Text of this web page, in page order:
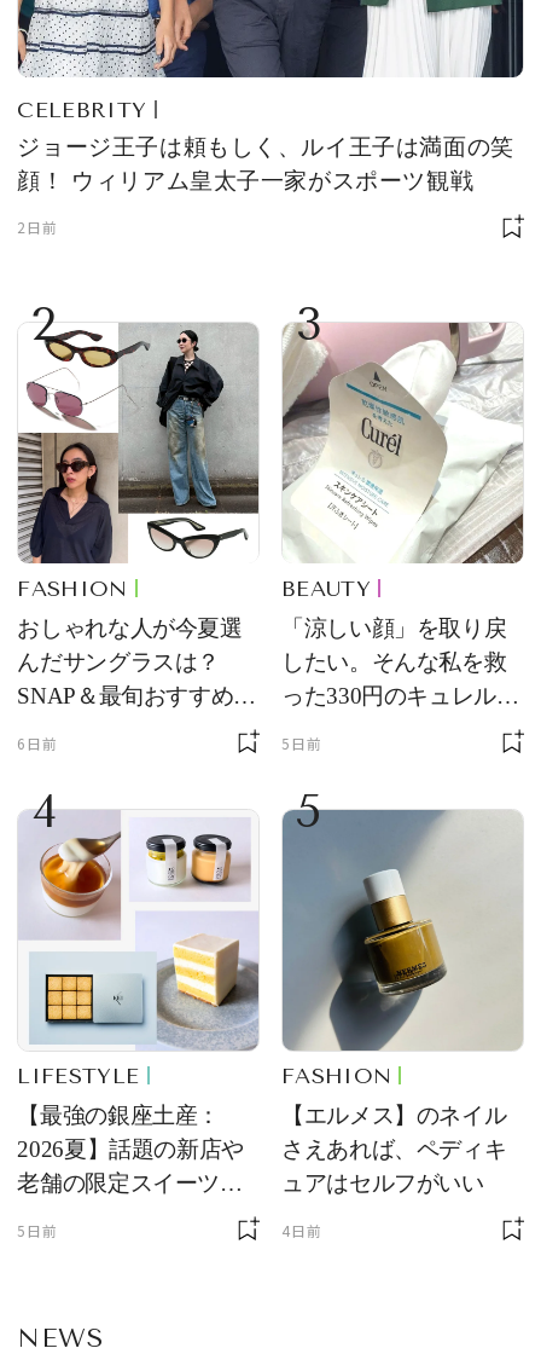
CELEBRITY
ジョージ王子は頼もしく、ルイ王子は満面の笑
顔！ ウィリアム皇太子一家がスポーツ観戦
2日前
2
FASHION
おしゃれな人が今夏選
んだサングラスは？
SNAP＆最旬おすすめサ
6日前
3
BEAUTY
「涼しい顔」を取り戻
したい。そんな私を救
った330円のキュレル名
5日前
4
LIFESTYLE
【最強の銀座土産：
2026夏】話題の新店や
老舗の限定スイーツを
ゲット【＃SPURおやつ
5日前
5
FASHION
【エルメス】のネイル
さえあれば、ペディキ
ュアはセルフがいい
4日前
NEWS